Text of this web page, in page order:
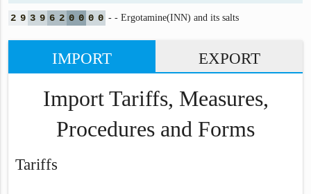
2 9 3 9 6 2 0 0 0 0 - - Ergotamine(INN) and its salts
IMPORT EXPORT
Import Tariffs, Measures,
Procedures and Forms
Tariffs